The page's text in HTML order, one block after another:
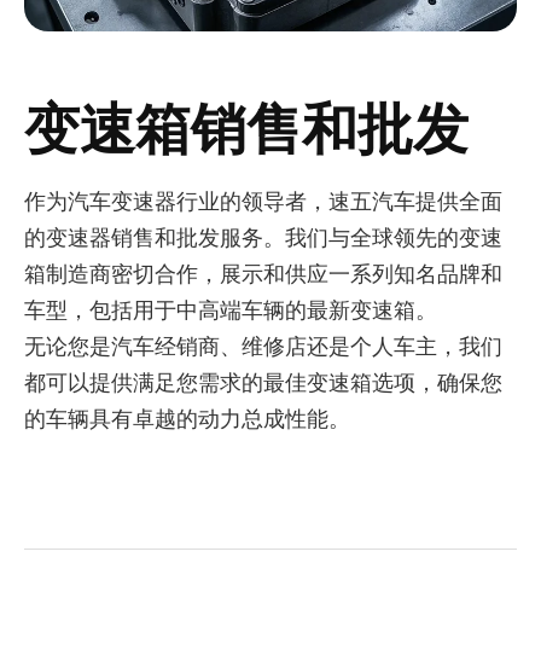
变速箱销售和批发
作为汽车变速器行业的领导者，速五汽车提供全面
的变速器销售和批发服务。我们与全球领先的变速
箱制造商密切合作，展示和供应一系列知名品牌和
车型，包括用于中高端车辆的最新变速箱。
无论您是汽车经销商、维修店还是个人车主，我们
都可以提供满足您需求的最佳变速箱选项，确保您
的车辆具有卓越的动力总成性能。